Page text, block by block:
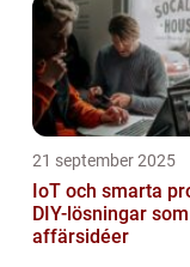
21 september 2025
IoT och smarta
DIY-lösningar
affärsidéer